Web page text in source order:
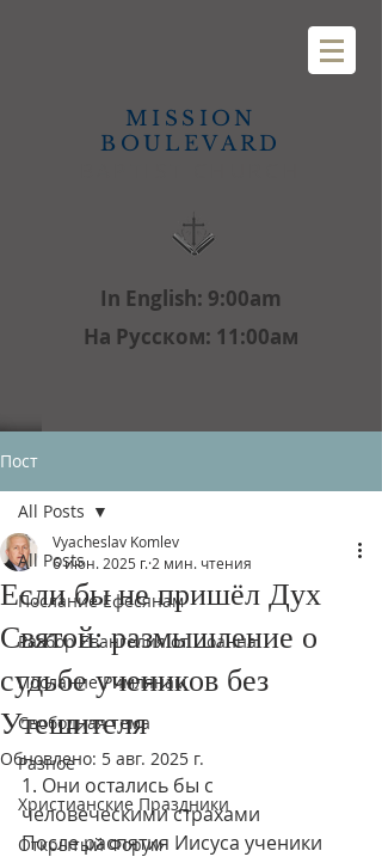
MISSION
BOULEVARD
In English: 9:00am
На Русском: 11:00aм
Пост
All Posts
Послание Ефесянам
Разбор Евангелия от Иоанна
Послание Римлянам
Свободная тема
Разное
Христианские Праздники
Открытый Форум
All Posts
Если бы не пришёл Дух
Святой: размышление о
судьбе учеников без
Утешителя
Vyacheslav Komlev
6 июн. 2025 г. 2 мин. чтения
Обновлено: 5 авг. 2025 г.
1. Они остались бы с
человеческими страхами
После распятия Иисуса ученики